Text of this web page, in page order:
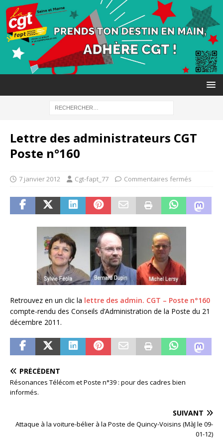
Lettre des administrateurs CGT
Poste n°160
7 janvier 2012 Cgt-fapt_77 Commentaires fermés
Retrouvez en un clic la lettre des admin. CGT – Poste n°160
compte-rendu des Conseils d’Administration de la Poste du 21
décembre 2011.
PRÉCÉDENT
Résonances Télécom et Poste n°39 : pour des cadres bien
informés.
SUIVANT
Attaque à la voiture-bélier à la Poste de Quincy-Voisins (MàJ le 09-
01-12)